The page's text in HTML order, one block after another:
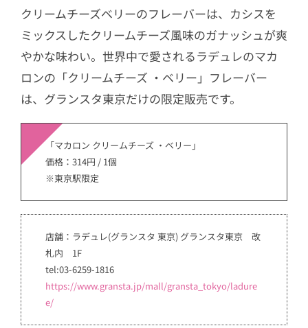
クリームチーズベリーのフレーバーは、カシスを
ミックスしたクリームチーズ風味のガナッシュが爽
やかな味わい。世界中で愛されるラデュレのマカ
ロンの「クリームチーズ ・ベリー」フレーバー
は、グランスタ東京だけの限定販売です。
「マカロン クリームチーズ ・ベリー」
価格：314円 / 1個
※東京駅限定
店舗：ラデュレ(グランスタ 東京) グランスタ東京 改
札内 1F
tel:03-6259-1816
https://www.gransta.jp/mall/gransta_tokyo/ladure
e/